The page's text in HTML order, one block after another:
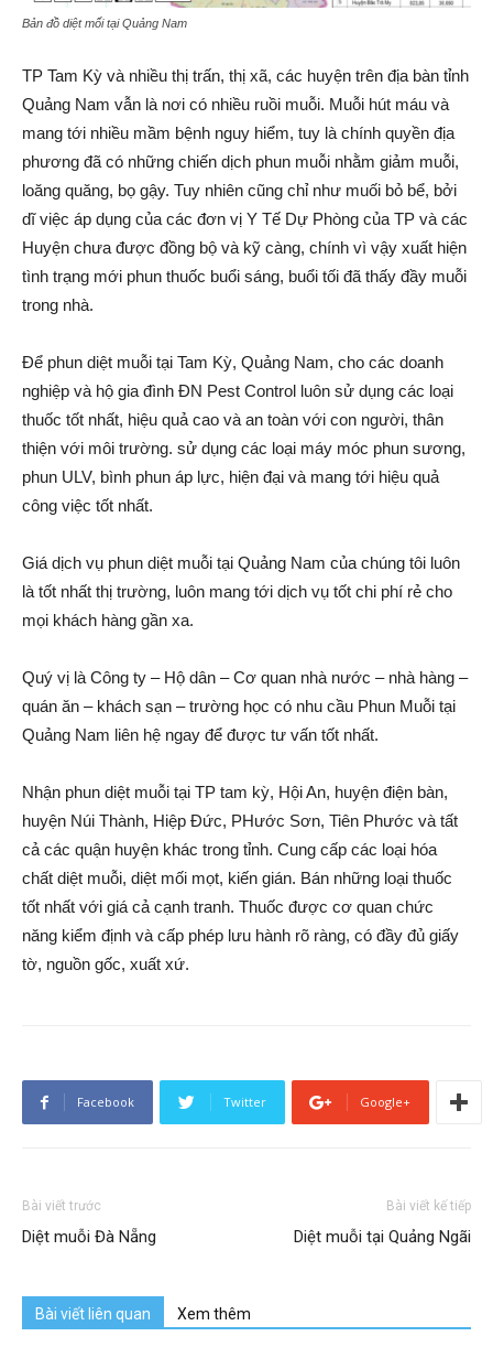
Bản đồ diệt mối tại Quảng Nam
TP Tam Kỳ và nhiều thị trấn, thị xã, các huyện trên địa bàn tỉnh
Quảng Nam vẫn là nơi có nhiều ruồi muỗi. Muỗi hút máu và
mang tới nhiều mầm bệnh nguy hiểm, tuy là chính quyền địa
phương đã có những chiến dịch phun muỗi nhằm giảm muỗi,
loăng quăng, bọ gậy. Tuy nhiên cũng chỉ như muối bỏ bể, bởi
dĩ việc áp dụng của các đơn vị Y Tế Dự Phòng của TP và các
Huyện chưa được đồng bộ và kỹ càng, chính vì vậy xuất hiện
tình trạng mới phun thuốc buổi sáng, buổi tối đã thấy đầy muỗi
trong nhà.
Để phun diệt muỗi tại Tam Kỳ, Quảng Nam, cho các doanh
nghiệp và hộ gia đình ĐN Pest Control luôn sử dụng các loại
thuốc tốt nhất, hiệu quả cao và an toàn với con người, thân
thiện với môi trường. sử dụng các loại máy móc phun sương,
phun ULV, bình phun áp lực, hiện đại và mang tới hiệu quả
công việc tốt nhất.
Giá dịch vụ phun diệt muỗi tại Quảng Nam của chúng tôi luôn
là tốt nhất thị trường, luôn mang tới dịch vụ tốt chi phí rẻ cho
mọi khách hàng gần xa.
Quý vị là Công ty – Hộ dân – Cơ quan nhà nước – nhà hàng –
quán ăn – khách sạn – trường học có nhu cầu Phun Muỗi tại
Quảng Nam liên hệ ngay để được tư vấn tốt nhất.
Nhận phun diệt muỗi tại TP tam kỳ, Hội An, huyện điện bàn,
huyện Núi Thành, Hiệp Đức, PHước Sơn, Tiên Phước và tất
cả các quận huyện khác trong tỉnh. Cung cấp các loại hóa
chất diệt muỗi, diệt mối mọt, kiến gián. Bán những loại thuốc
tốt nhất với giá cả cạnh tranh. Thuốc được cơ quan chức
năng kiểm định và cấp phép lưu hành rõ ràng, có đầy đủ giấy
tờ, nguồn gốc, xuất xứ.
Facebook Twitter Google+
Bài viết trước
Diệt muỗi Đà Nẵng
Bài viết kế tiếp
Diệt muỗi tại Quảng Ngãi
Bài viết liên quan Xem thêm